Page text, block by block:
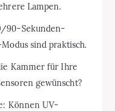
Lampen.
90-Sekunden-
sind praktisch.
Kammer für Ihre
gewünscht?
Können UV-